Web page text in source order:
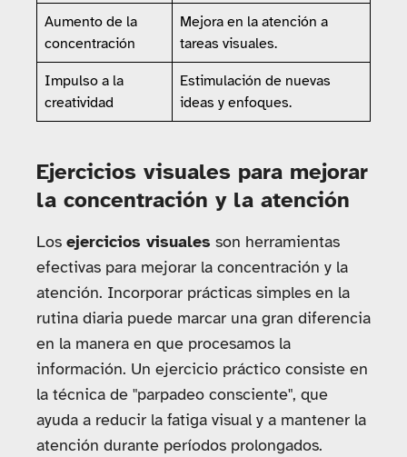
Aumento de la
concentración
Mejora en la atención a
tareas visuales.
Impulso a la
creatividad
Estimulación de nuevas
ideas y enfoques.
Ejercicios visuales para mejorar
la concentración y la atención
Los ejercicios visuales son herramientas
efectivas para mejorar la concentración y la
atención. Incorporar prácticas simples en la
rutina diaria puede marcar una gran diferencia
en la manera en que procesamos la
información. Un ejercicio práctico consiste en
la técnica de "parpadeo consciente", que
ayuda a reducir la fatiga visual y a mantener la
atención durante períodos prolongados.